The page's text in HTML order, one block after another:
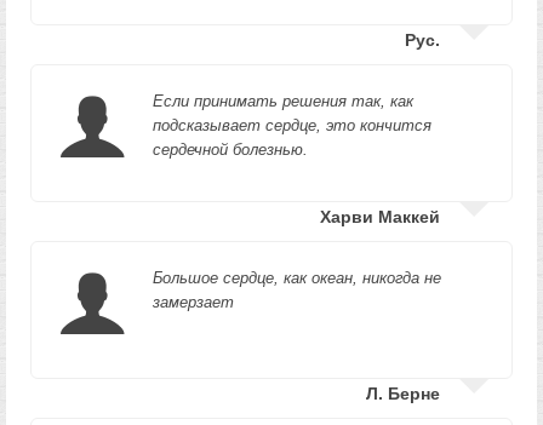
Рус.
Если принимать решения так, как
подсказывает сердце, это кончится
сердечной болезнью.
Харви Маккей
Большое сердце, как океан, никогда не
замерзает
Л. Берне